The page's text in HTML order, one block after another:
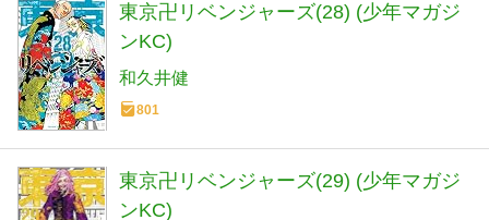
東京卍リベンジャーズ(28) (少年マガジ
ンKC)
和久井健
801
東京卍リベンジャーズ(29) (少年マガジ
ンKC)